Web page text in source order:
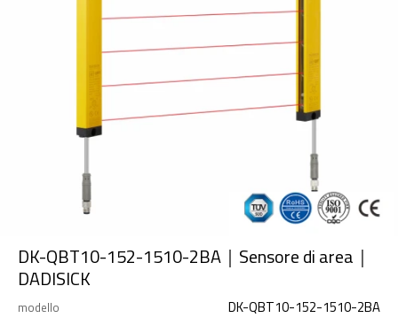
DK-QBT10-152-1510-2BA｜Sensore di area｜
DADISICK
modello DK-QBT10-152-1510-2BA